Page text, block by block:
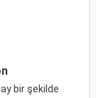
bir şekilde